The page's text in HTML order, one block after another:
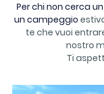
Per chi non cerca
un campeggio
te che vuoi
nostro
Ti